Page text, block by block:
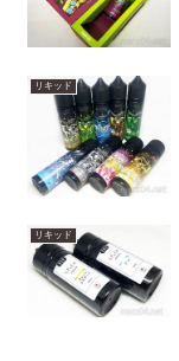
リキッド
リキッド